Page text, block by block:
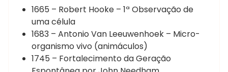
1665 – Robert Hooke – 1ª Observação de
uma célula
1683 – Antonio Van Leeuwenhoek – Micro-
organismo vivo (animáculos)
1745 – Fortalecimento da Geração